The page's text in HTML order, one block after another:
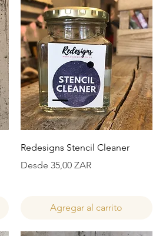
Vista rápida
Redesigns Stencil Cleaner
Desde 35,00 ZAR
Precio de oferta
Agregar al carrito